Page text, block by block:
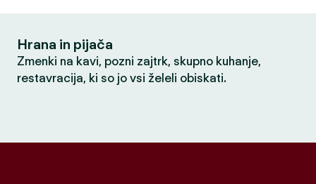
Hrana in pijača
Zmenki na kavi, pozni zajtrk, skupno kuhanje,
restavracija, ki so jo vsi želeli obiskati.